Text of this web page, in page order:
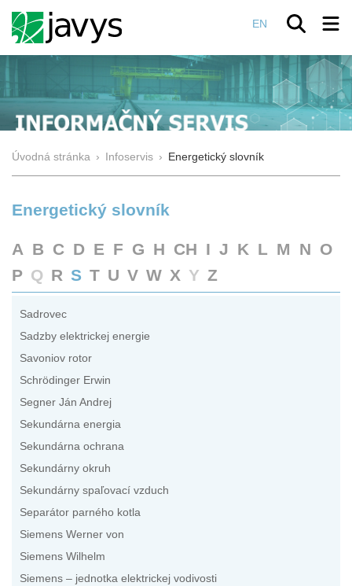
EN
Úvodná stránka › Infoservis › Energetický slovník
Energetický slovník
A B C D E F G H CH I J K L M N O
P Q R S T U V W X Y Z
Sadrovec
Sadzby elektrickej energie
Savoniov rotor
Schrödinger Erwin
Segner Ján Andrej
Sekundárna energia
Sekundárna ochrana
Sekundárny okruh
Sekundárny spaľovací vzduch
Separátor parného kotla
Siemens Werner von
Siemens Wilhelm
Siemens – jednotka elektrickej vodivosti